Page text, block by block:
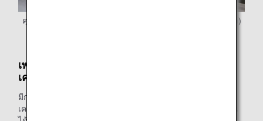
คุณนากาทานิ (ซ้าย) และคุณชิมิซึ หัวหน้าเชฟของ ANA (ขวา)
เพราะเหตุใดคุณจึงนำเสนอภาชนะอาหารบน
เครื่องที่ทำจากกระดาษ
มีการใช้ภาชนะพลาสติกแบบใช้แล้วทิ้งเป็นภาชนะอาหารบน
เครื่องของชั้นพรีเมียมมานานหลายปี พลาสติกเป็นวัสดุที่ใช้งาน